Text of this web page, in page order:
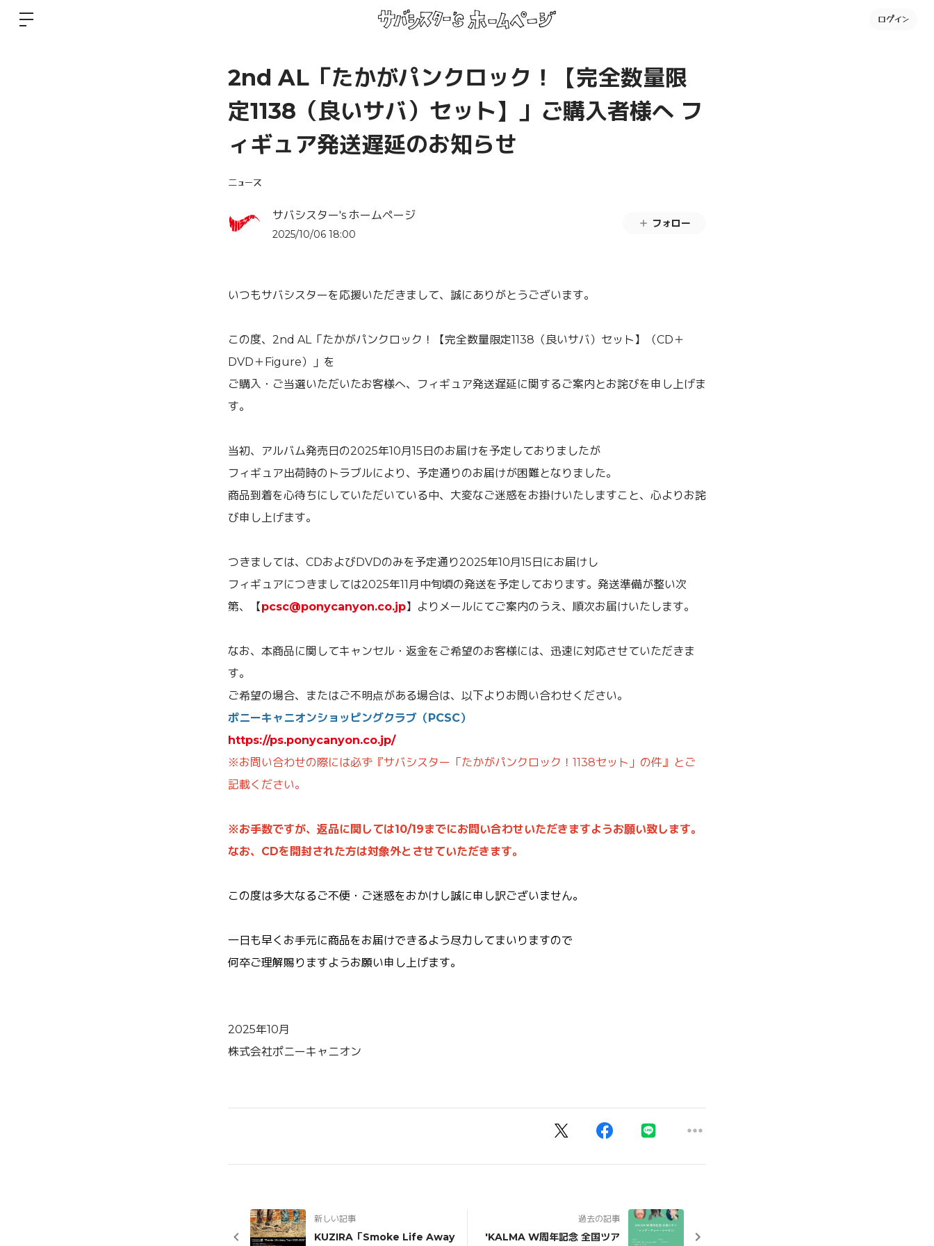
ログイン
2nd AL「たかがパンクロック！【完全数量限
定1138（良いサバ）セット】」ご購入者様へ フ
ィギュア発送遅延のお知らせ
ニュース
サバシスター's ホームページ
2025/10/06 18:00
フォロー
いつもサバシスターを応援いただきまして、誠にありがとうございます。
この度、2nd AL「たかがパンクロック！【完全数量限定1138（良いサバ）セット】（CD＋
DVD＋Figure）」を
ご購入・ご当選いただいたお客様へ、フィギュア発送遅延に関するご案内とお詫びを申し上げま
す。
当初、アルバム発売日の2025年10月15日のお届けを予定しておりましたが
フィギュア出荷時のトラブルにより、予定通りのお届けが困難となりました。
商品到着を心待ちにしていただいている中、大変なご迷惑をお掛けいたしますこと、心よりお詫
び申し上げます。
つきましては、CDおよびDVDのみを予定通り2025年10月15日にお届けし
フィギュアにつきましては2025年11月中旬頃の発送を予定しております。発送準備が整い次
第、【pcsc@ponycanyon.co.jp】よりメールにてご案内のうえ、順次お届けいたします。
なお、本商品に関してキャンセル・返金をご希望のお客様には、迅速に対応させていただきま
す。
ご希望の場合、またはご不明点がある場合は、以下よりお問い合わせください。
ポニーキャニオンショッピングクラブ（PCSC）
https://ps.ponycanyon.co.jp/
※お問い合わせの際には必ず『サバシスター「たかがパンクロック！1138セット」の件』とご
記載ください。
※お手数ですが、返品に関しては10/19までにお問い合わせいただきますようお願い致します。
なお、CDを開封された方は対象外とさせていただきます。
この度は多大なるご不便・ご迷惑をおかけし誠に申し訳ございません。
一日も早くお手元に商品をお届けできるよう尽力してまいりますので
何卒ご理解賜りますようお願い申し上げます。
2025年10月
株式会社ポニーキャニオン
新しい記事
KUZIRA「Smoke Life Away
過去の記事
'KALMA W周年記念 全国ツア